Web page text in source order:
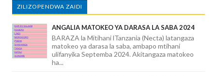
ZILIZOPENDWA ZAIDI
ANGALIA MATOKEO YA DARASA LA SABA 2024
BARAZA la Mitihani lTanzania (Necta) latangaza
matokeo ya darasa la saba, ambapo mtihani
ulifanyika Septemba 2024. Akitangaza matokeo
ha...